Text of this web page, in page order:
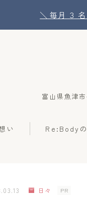
＼ 毎月 ３
富山県魚津
い Re:Body
日々 PR